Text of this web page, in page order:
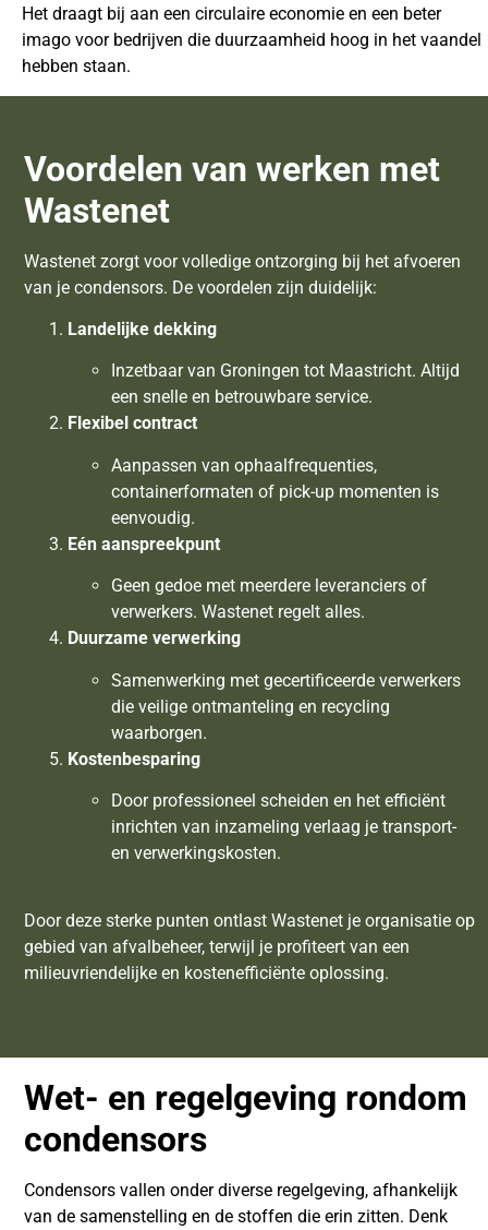
Het draagt bij aan een circulaire economie en een beter
imago voor bedrijven die duurzaamheid hoog in het vaandel
hebben staan.
Voordelen van werken met
Wastenet
Wastenet zorgt voor volledige ontzorging bij het afvoeren
van je condensors. De voordelen zijn duidelijk:
Landelijke dekking
Inzetbaar van Groningen tot Maastricht. Altijd
een snelle en betrouwbare service.
Flexibel contract
Aanpassen van ophaalfrequenties,
containerformaten of pick-up momenten is
eenvoudig.
Eén aanspreekpunt
Geen gedoe met meerdere leveranciers of
verwerkers. Wastenet regelt alles.
Duurzame verwerking
Samenwerking met gecertificeerde verwerkers
die veilige ontmanteling en recycling
waarborgen.
Kostenbesparing
Door professioneel scheiden en het efficiënt
inrichten van inzameling verlaag je transport-
en verwerkingskosten.
Door deze sterke punten ontlast Wastenet je organisatie op
gebied van afvalbeheer, terwijl je profiteert van een
milieuvriendelijke en kostenefficiënte oplossing.
Wet- en regelgeving rondom
condensors
Condensors vallen onder diverse regelgeving, afhankelijk
van de samenstelling en de stoffen die erin zitten. Denk